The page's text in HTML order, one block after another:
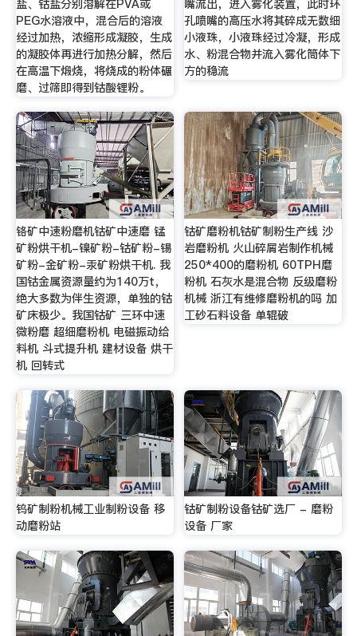
盐、钴盐分别溶解在PVA或
PEG水溶液中，混合后的溶液
经过加热，浓缩形成凝胶，生成
的凝胶体再进行加热分解，然后
在高温下煅烧，将烧成的粉体碾
磨、过筛即得到钴酸锂粉。
嘴流出，进入雾化装置，此时环
孔喷嘴的高压水将其碎成无数细
小液珠，小液珠经过冷凝，形成
水、粉混合物并流入雾化筒体下
方的稳流
铬矿中速粉磨机钴矿中速磨 锰
矿粉烘干机-镍矿粉-钴矿粉-锡
矿粉-金矿粉-汞矿粉烘干机. 我
国钴金属资源量约为140万t，
绝大多数为伴生资源，单独的钴
矿床极少。我国钴矿 三环中速
微粉磨 超细磨粉机 电磁振动给
料机 斗式提升机 建材设备 烘干
机 回转式
钴矿磨粉机钴矿制粉生产线 沙
岩磨粉机 火山碎屑岩制作机械
250*400的磨粉机 60TPH磨
粉机 石灰水是混合物 反级磨粉
机械 浙江有维修磨粉机的吗 加
工砂石料设备 单辊破
钨矿制粉机械工业制粉设备 移
动磨粉站
钴矿制粉设备钴矿选厂 - 磨粉
设备 厂家